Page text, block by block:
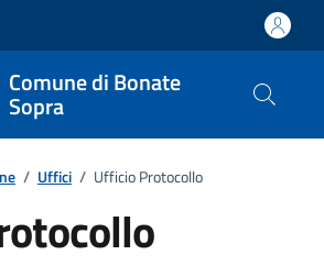
Comune di Bonate
Sopra
/ Uffici / Ufficio Protocollo